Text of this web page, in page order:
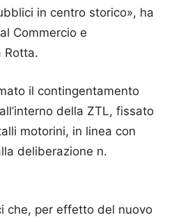
in centro storico», ha
Commercio e
Rotta.
il contingentamento
della ZTL, fissato
motorini, in linea con
deliberazione n.
che, per effetto del nuovo